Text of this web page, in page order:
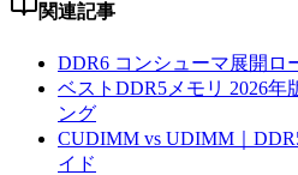
関連記事
DDR6 コンシューマ展開ロ
ベストDDR5メモリ 2026年
ング
CUDIMM vs UDIMM｜
イド